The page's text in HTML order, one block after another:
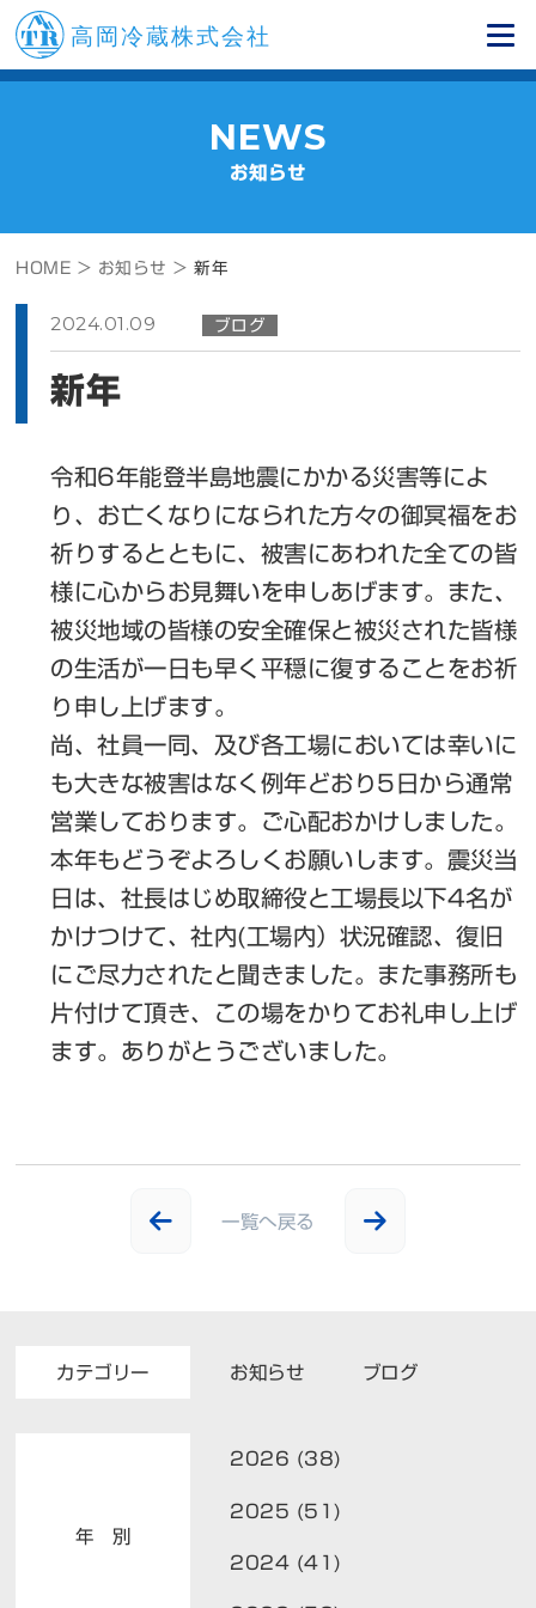
NEWS
お知らせ
HOME > お知らせ >新年
2024.01.09 ブログ
新年
令和6年能登半島地震にかかる災害等によ
り、お亡くなりになられた方々の御冥福をお
祈りするとともに、被害にあわれた全ての皆
様に心からお見舞いを申しあげます。また、
被災地域の皆様の安全確保と被災された皆様
の生活が一日も早く平穏に復することをお祈
り申し上げます。
尚、社員一同、及び各工場においては幸いに
も大きな被害はなく例年どおり5日から通常
営業しております。ご心配おかけしました。
本年もどうぞよろしくお願いします。震災当
日は、社長はじめ取締役と工場長以下4名が
かけつけて、社内(工場内）状況確認、復旧
にご尽力されたと聞きました。また事務所も
片付けて頂き、この場をかりてお礼申し上げ
ます。ありがとうございました。
一覧へ戻る
カテゴリー お知らせ ブログ
年 別
2026 (38)
2025 (51)
2024 (41)